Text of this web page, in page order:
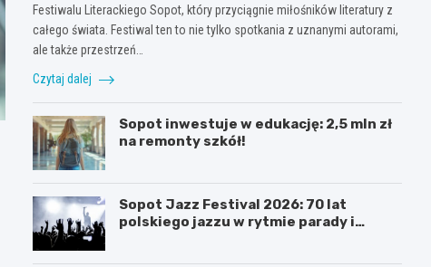
Festiwalu Literackiego Sopot, który przyciągnie miłośników literatury z
całego świata. Festiwal ten to nie tylko spotkania z uznanymi autorami,
ale także przestrzeń…
Czytaj dalej
Sopot inwestuje w edukację: 2,5 mln zł
na remonty szkół!
Sopot Jazz Festival 2026: 70 lat
polskiego jazzu w rytmie parady i